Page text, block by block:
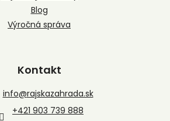
Blog
Výročná správa
Kontakt
info@rajskazahrada.sk
+421 903 739 888